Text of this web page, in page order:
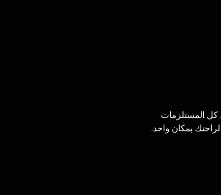
كل المستلزمات
بمكان واحد.